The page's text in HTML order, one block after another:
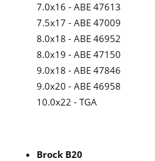
7.0x16 - ABE 47613
7.5x17 - ABE 47009
8.0x18 - ABE 46952
8.0x19 - ABE 47150
9.0x18 - ABE 47846
9.0x20 - ABE 46958
10.0x22 - TGA
Brock B20